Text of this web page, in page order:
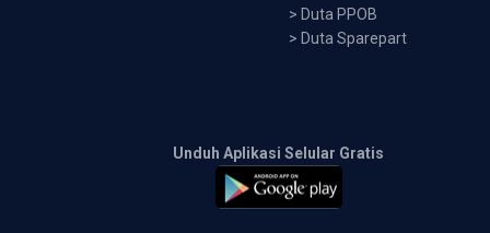
> Duta PPOB
> Duta Sparepart
Unduh Aplikasi Selular Gratis